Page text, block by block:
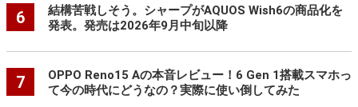
6
結構苦戦しそう。シャープがAQUOS Wish6の商品化を
発表。発売は2026年9月中旬以降
7
OPPO Reno15 Aの本音レビュー！6 Gen 1搭載スマホっ
て今の時代にどうなの？実際に使い倒してみた